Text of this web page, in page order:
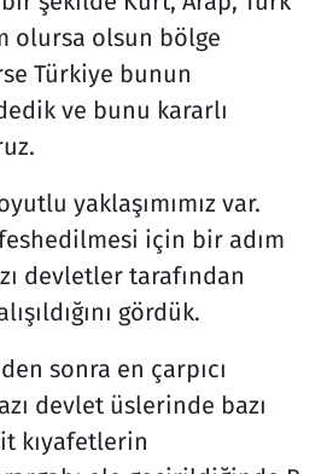
olursa olsun bölge
Türkiye bunun
ve bunu kararlı
yaklaşımımız var.
için bir adım
devletler tarafından
gördük.
sonra en çarpıcı
devlet üslerinde bazı
kıyafetlerin